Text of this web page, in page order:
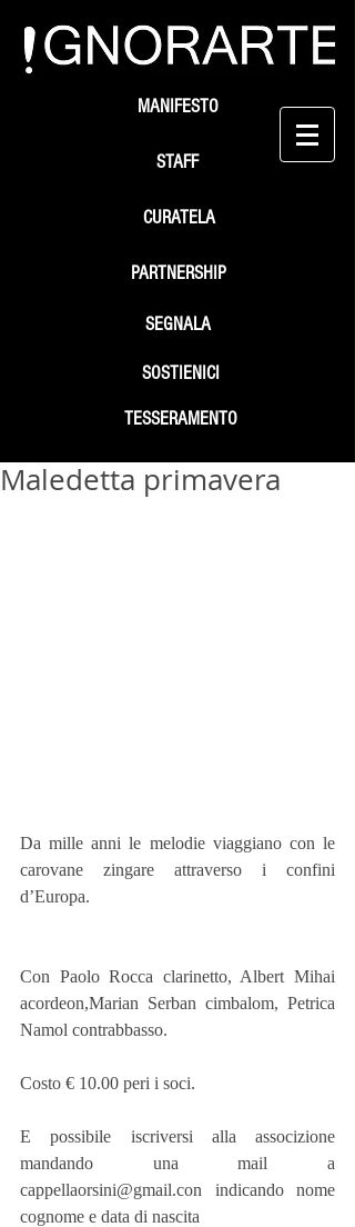
STAFF
SEGNALA
SOSTIENICI
MANIFESTO
PARTNERSHIP
TESSERAMENTO
CURATELA
Maledetta primavera
Da mille anni le melodie viaggiano con le
carovane zingare attraverso i confini
d’Europa.
Con Paolo Rocca clarinetto, Albert Mihai
acordeon,Marian Serban cimbalom, Petrica
Namol contrabbasso.
Costo € 10.00 peri i soci.
E possibile iscriversi alla associzione
mandando una mail a
cappellaorsini@gmail.con indicando nome
cognome e data di nascita